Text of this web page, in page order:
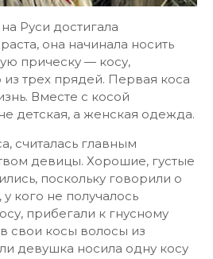
Руси достигала
она начинала носить
прическу — косу,
трех прядей. Первая коса
Вместе с косой
детская, а женская одежда.
считалась главным
девицы. Хорошие, густые
поскольку говорили о
кого не получалось
прибегали к гнусному
свои косы волосы из
девушка носила одну косу